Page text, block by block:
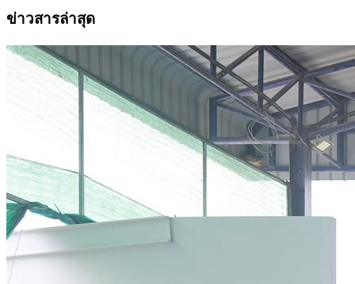
ข่าวสารล่าสุด